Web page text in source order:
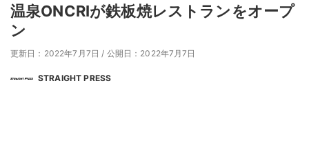
温泉ONCRIが鉄板焼レストランをオープ
ン
更新日：2022年7月7日 / 公開日：2022年7月7日
STRAIGHT PRESS